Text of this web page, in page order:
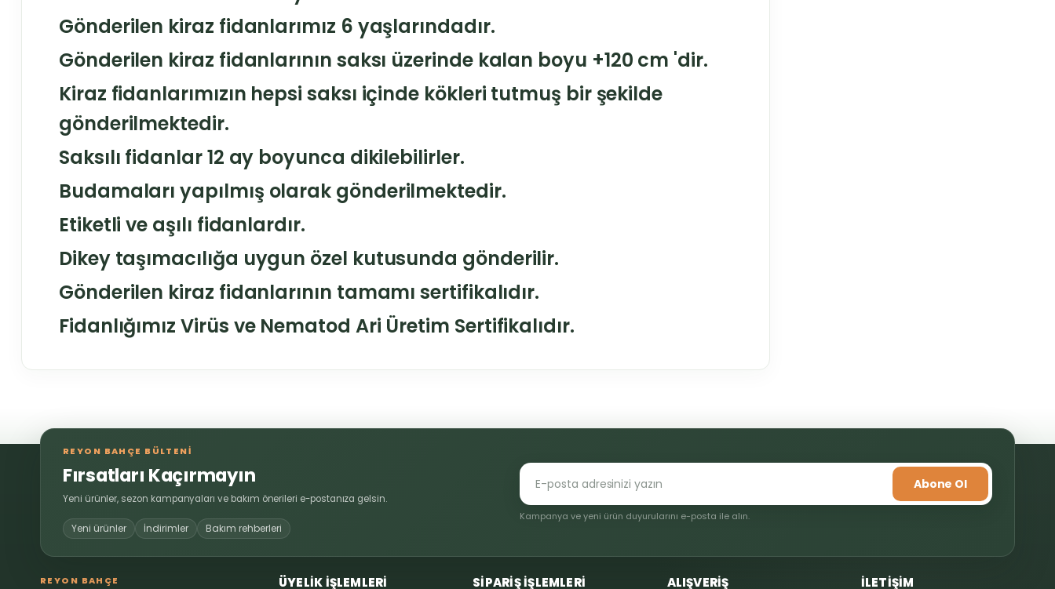
Gönderilen kiraz fidanlarımız 6 yaşlarındadır.
Gönderilen kiraz fidanlarının saksı üzerinde kalan boyu +120 cm 'dir.
Kiraz fidanlarımızın hepsi saksı içinde kökleri tutmuş bir şekilde
gönderilmektedir.
Saksılı fidanlar 12 ay boyunca dikilebilirler.
Budamaları yapılmış olarak gönderilmektedir.
Etiketli ve aşılı fidanlardır.
Dikey taşımacılığa uygun özel kutusunda gönderilir.
Gönderilen kiraz fidanlarının tamamı sertifikalıdır.
Fidanlığımız Virüs ve Nematod Ari Üretim Sertifikalıdır.
Bu ürüne ilk yorumu siz yapın!
Yorum Yaz
Ürün resmi kalitesiz, bozuk veya görüntülenemiyor.
Ürün açıklamasında eksik bilgiler bulunuyor.
Ürün fiyatı diğer sitelerden daha pahalı.
Bu ürüne benzer farklı alternatifler olmalı.
REYON BAHÇE BÜLTENİ
Fırsatları Kaçırmayın
Yeni ürünler, sezon kampanyaları ve bakım önerileri e-postanıza gelsin.
Yeni ürünler İndirimler Bakım rehberleri
Abone Ol
Kampanya ve yeni ürün duyurularını e-posta ile alın.
REYON BAHÇE ÜYELİK İŞLEMLERİ SİPARİŞ İŞLEMLERİ ALIŞVERİŞ İLETİŞİM